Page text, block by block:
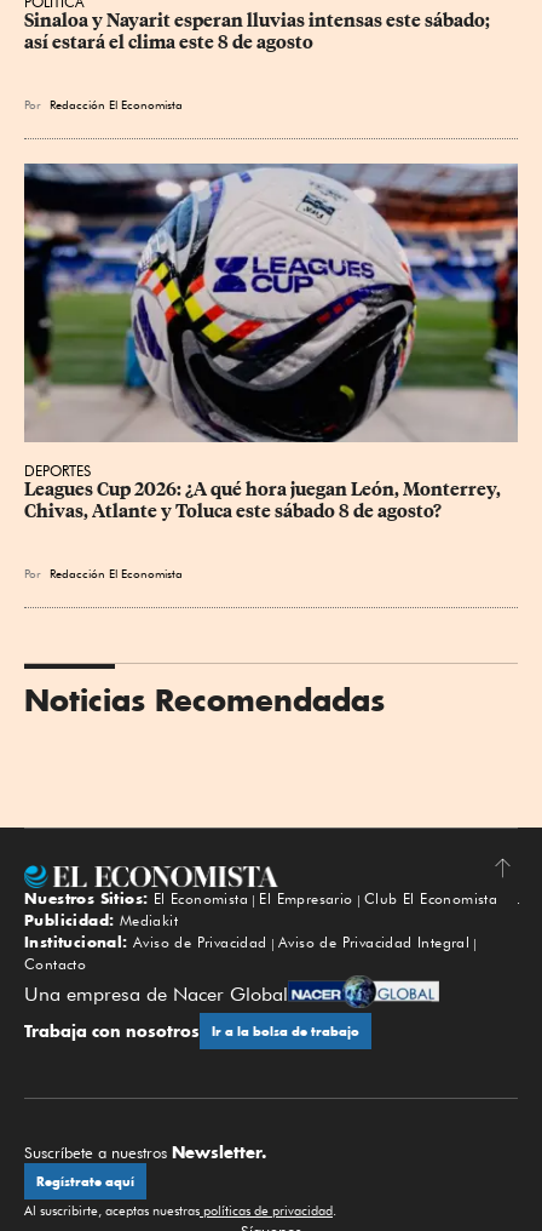
Sinaloa y Nayarit esperan lluvias intensas este sábado;
así estará el clima este 8 de agosto
Por Redacción El Economista
DEPORTES
Leagues Cup 2026: ¿A qué hora juegan León, Monterrey,
Chivas, Atlante y Toluca este sábado 8 de agosto?
Por Redacción El Economista
Noticias Recomendadas
Subir
Nuestros Sitios: El Economista El Empresario
Club El Economista
Publicidad: Mediakit
Institucional: Aviso de Privacidad
Aviso de Privacidad Integral
Contacto
Una empresa de Nacer Global
Trabaja con nosotros Ir a la bolsa de trabajo
Suscríbete a nuestros Newsletter.
Regístrate aquí
Al suscribirte, aceptas nuestras políticas de privacidad.